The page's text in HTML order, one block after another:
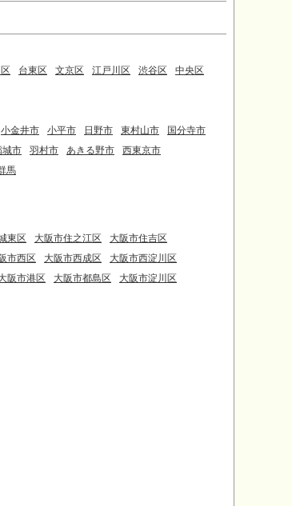
台東区 文京区 江戸川区 渋谷区
中央区
小金井市 小平市 日野市 東村山市
国分寺市
城市 羽村市 あきる野市
西東京市
馬
東区 大阪市住之江区
大阪市住吉区
市西区 大阪市西成区
大阪市西淀川区
阪市港区 大阪市都島区
大阪市淀川区